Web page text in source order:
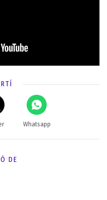
Whatsapp
DE